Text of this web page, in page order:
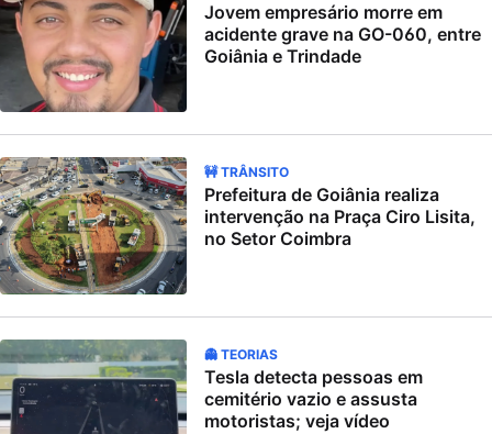
Jovem empresário morre em
acidente grave na GO-060, entre
Goiânia e Trindade
🚧 TRÂNSITO
Prefeitura de Goiânia realiza
intervenção na Praça Ciro Lisita,
no Setor Coimbra
👻 TEORIAS
Tesla detecta pessoas em
cemitério vazio e assusta
motoristas; veja vídeo